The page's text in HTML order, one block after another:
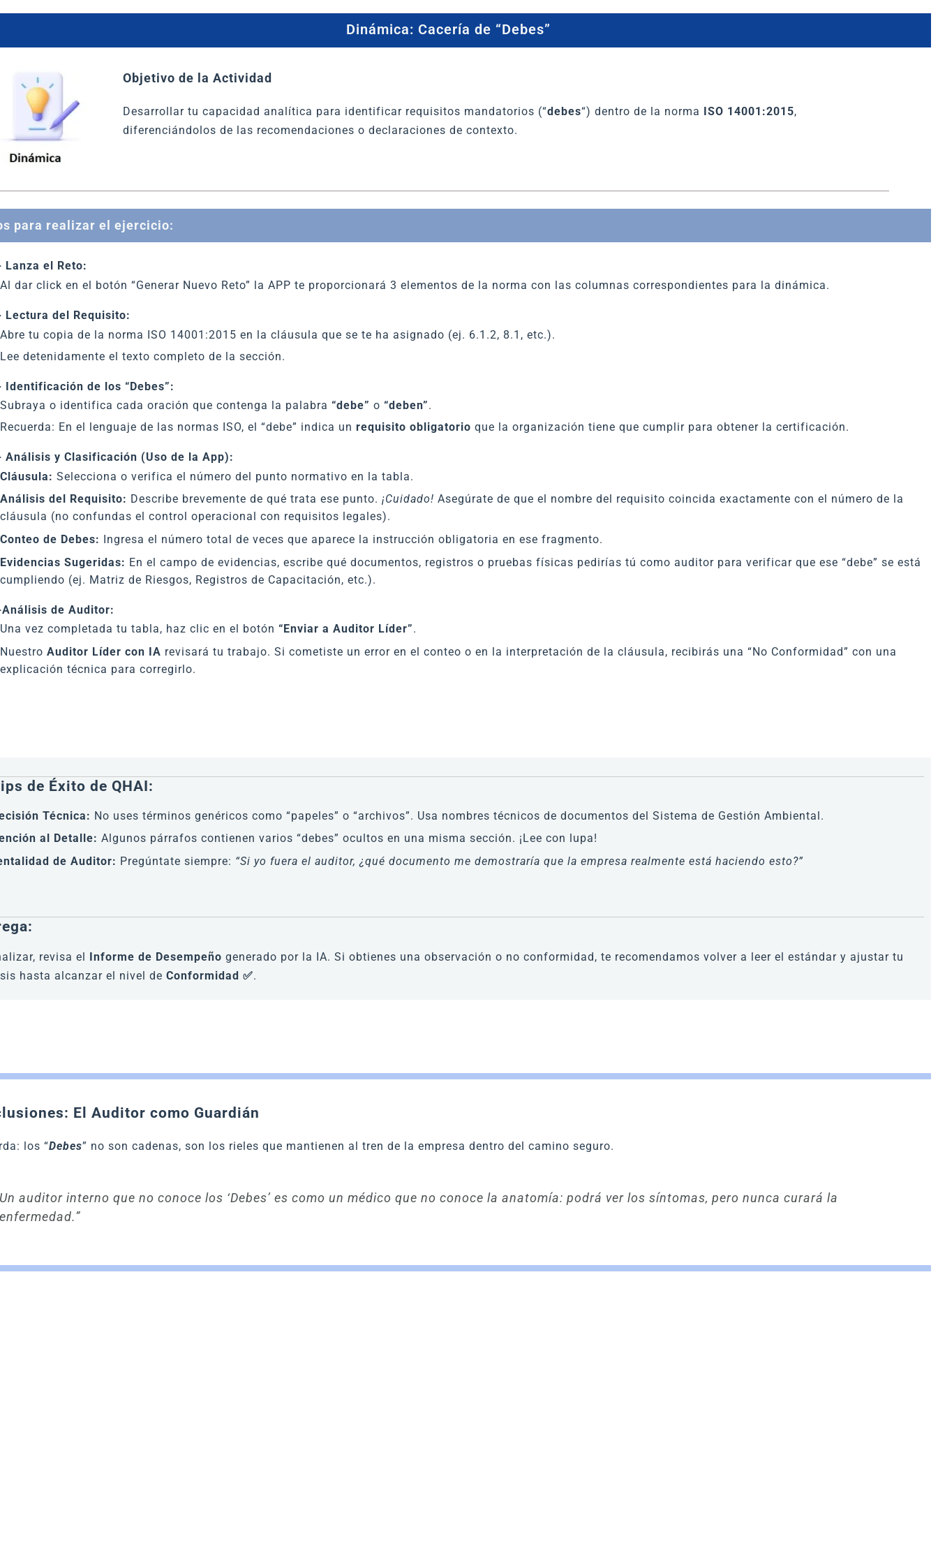
Dinámica: Cacería de “Debes”
Objetivo de la Actividad
Desarrollar tu capacidad analítica para identificar requisitos mandatorios (“debes“) dentro de la norma ISO 14001:2015,
diferenciándolos de las recomendaciones o declaraciones de contexto.
para realizar el ejercicio:
Lanza el Reto:
Al dar click en el botón “Generar Nuevo Reto” la APP te proporcionará 3 elementos de la norma con las columnas correspondientes para la dinámica.
Lectura del Requisito:
Abre tu copia de la norma ISO 14001:2015 en la cláusula que se te ha asignado (ej. 6.1.2, 8.1, etc.).
Lee detenidamente el texto completo de la sección.
Identificación de los “Debes”:
Subraya o identifica cada oración que contenga la palabra “debe” o “deben”.
Recuerda: En el lenguaje de las normas ISO, el “debe” indica un requisito obligatorio que la organización tiene que cumplir para obtener la certificación.
Análisis y Clasificación (Uso de la App):
Cláusula: Selecciona o verifica el número del punto normativo en la tabla.
Análisis del Requisito: Describe brevemente de qué trata ese punto. ¡Cuidado! Asegúrate de que el nombre del requisito coincida exactamente con el número de la
cláusula (no confundas el control operacional con requisitos legales).
Conteo de Debes: Ingresa el número total de veces que aparece la instrucción obligatoria en ese fragmento.
Evidencias Sugeridas: En el campo de evidencias, escribe qué documentos, registros o pruebas físicas pedirías tú como auditor para verificar que ese “debe” se está
cumpliendo (ej. Matriz de Riesgos, Registros de Capacitación, etc.).
de Auditor:
Una vez completada tu tabla, haz clic en el botón “Enviar a Auditor Líder”.
Nuestro Auditor Líder con IA revisará tu trabajo. Si cometiste un error en el conteo o en la interpretación de la cláusula, recibirás una “No Conformidad” con una
explicación técnica para corregirlo.
de Éxito de QHAI:
Técnica: No uses términos genéricos como “papeles” o “archivos”. Usa nombres técnicos de documentos del Sistema de Gestión Ambiental.
al Detalle: Algunos párrafos contienen varios “debes” ocultos en una misma sección. ¡Lee con lupa!
de Auditor: Pregúntate siempre: “Si yo fuera el auditor, ¿qué documento me demostraría que la empresa realmente está haciendo esto?”
revisa el Informe de Desempeño generado por la IA. Si obtienes una observación o no conformidad, te recomendamos volver a leer el estándar y ajustar tu
hasta alcanzar el nivel de Conformidad ✅.
El Auditor como Guardián
los “Debes” no son cadenas, son los rieles que mantienen al tren de la empresa dentro del camino seguro.
auditor interno que no conoce los ‘Debes’ es como un médico que no conoce la anatomía: podrá ver los síntomas, pero nunca curará la